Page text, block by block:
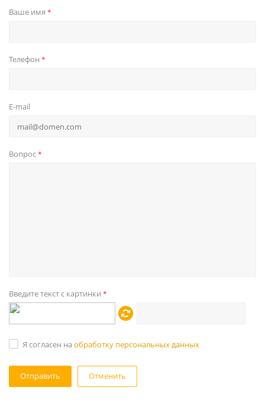
Ваше имя *
Телефон *
E-mail
Вопрос*
Введите текст с картинки *
Я согласен на обработку персональных данных
Отменить